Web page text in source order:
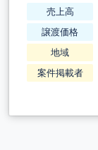
売上高
譲渡価格
地域
案件掲載者